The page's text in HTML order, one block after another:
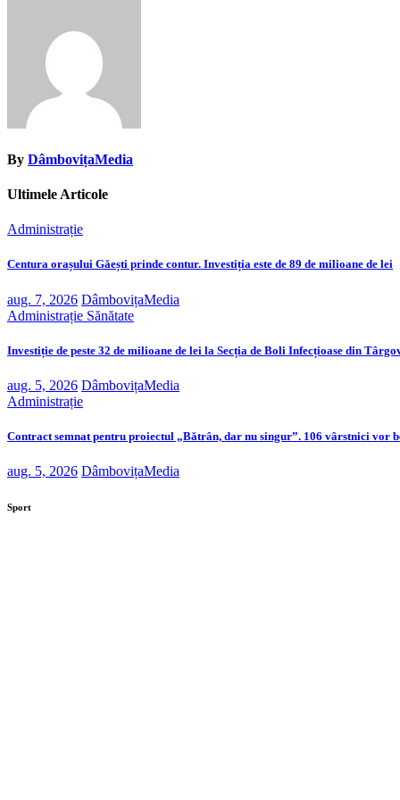
By DâmbovițaMedia
Ultimele Articole
Administrație
Centura orașului Găești prinde contur. Investiția este de 89 de milioane de lei
aug. 7, 2026 DâmbovițaMedia
Administrație Sănătate
Investiție de peste 32 de milioane de lei la Secția de Boli Infecțioase din
aug. 5, 2026 DâmbovițaMedia
Administrație
Contract semnat pentru proiectul „Bătrân, dar nu singur”. 106 vârstnici vor
aug. 5, 2026 DâmbovițaMedia
Sport